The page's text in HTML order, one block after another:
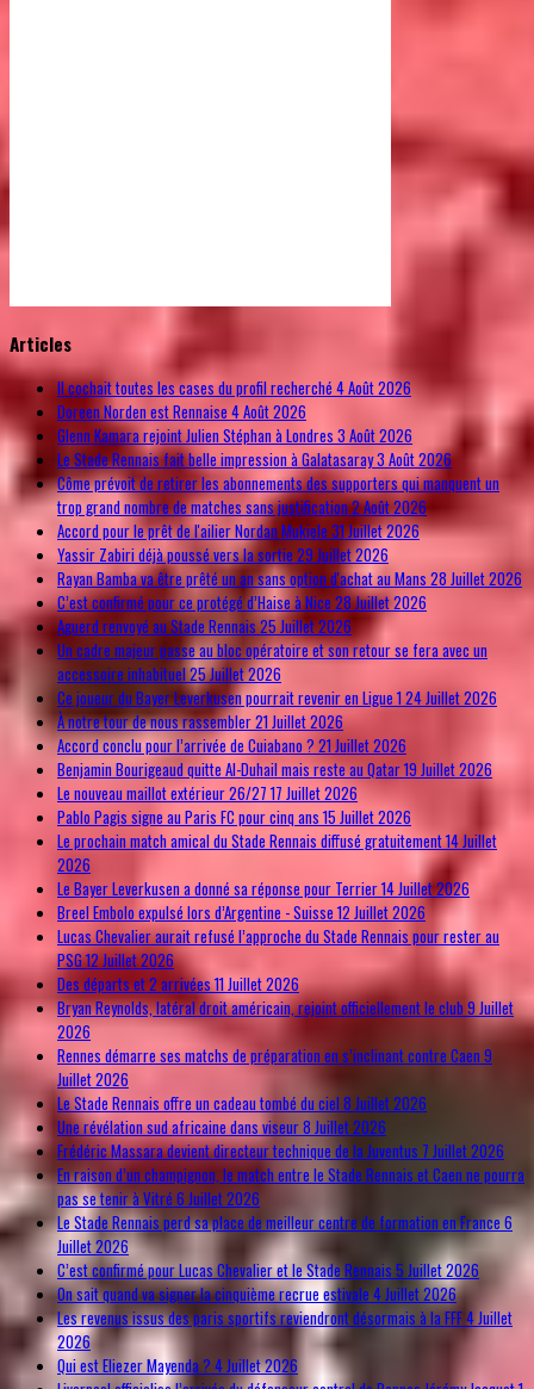
Articles
Il cochait toutes les cases du profil recherché 4 Août 2026
Doreen Norden est Rennaise4 Août 2026
Glenn Kamara rejoint Julien Stéphan à Londres 3 Août 2026
Le Stade Rennais fait belle impression à Galatasaray3 Août 2026
Côme prévoit de retirer les abonnements des supporters qui manquent un
trop grand nombre de matches sans justification2 Août 2026
Accord pour le prêt de l'ailier Nordan Mukiele 31 Juillet 2026
Yassir Zabiri déjà poussé vers la sortie 29 Juillet 2026
Rayan Bamba va être prêté un an sans option d'achat au Mans 28 Juillet 2026
C’est confirmé pour ce protégé d’Haise à Nice28 Juillet 2026
Aguerd renvoyé au Stade Rennais 25 Juillet 2026
Un cadre majeur passe au bloc opératoire et son retour se fera avec un
accessoire inhabituel25 Juillet 2026
Ce joueur du Bayer Leverkusen pourrait revenir en Ligue 124 Juillet 2026
À notre tour de nous rassembler21 Juillet 2026
Accord conclu pour l’arrivée de Cuiabano ? 21 Juillet 2026
Benjamin Bourigeaud quitte Al-Duhail mais reste au Qatar19 Juillet 2026
Le nouveau maillot extérieur 26/2717 Juillet 2026
Pablo Pagis signe au Paris FC pour cinq ans 15 Juillet 2026
Le prochain match amical du Stade Rennais diffusé gratuitement14 Juillet
2026
Le Bayer Leverkusen a donné sa réponse pour Terrier14 Juillet 2026
Breel Embolo expulsé lors d’Argentine - Suisse12 Juillet 2026
Lucas Chevalier aurait refusé l’approche du Stade Rennais pour rester au
PSG12 Juillet 2026
Des départs et 2 arrivées11 Juillet 2026
Bryan Reynolds, latéral droit américain, rejoint officiellement le club 9 Juillet
2026
Rennes démarre ses matchs de préparation en s’inclinant contre Caen 9
Juillet 2026
Le Stade Rennais offre un cadeau tombé du ciel 8 Juillet 2026
Une révélation sud africaine dans viseur8 Juillet 2026
Frédéric Massara devient directeur technique de la Juventus 7 Juillet 2026
En raison d’un champignon, le match entre le Stade Rennais et Caen ne pourra
pas se tenir à Vitré 6 Juillet 2026
Le Stade Rennais perd sa place de meilleur centre de formation en France6
Juillet 2026
C’est confirmé pour Lucas Chevalier et le Stade Rennais 5 Juillet 2026
On sait quand va signer la cinquième recrue estivale4 Juillet 2026
Les revenus issus des paris sportifs reviendront désormais à la FFF4 Juillet
2026
Qui est Eliezer Mayenda ? 4 Juillet 2026